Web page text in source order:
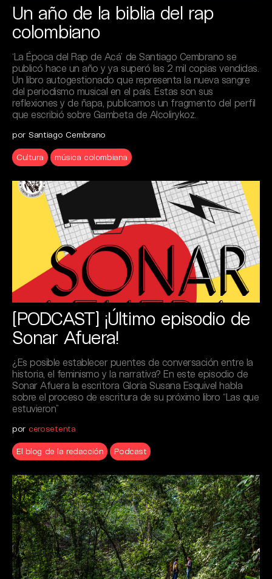
Un año de la biblia del rap
colombiano
‘La Época del Rap de Acá’ de Santiago Cembrano se
publicó hace un año y ya superó las 2 mil copias vendidas.
Un libro autogestionado que representa la nueva sangre
del periodismo musical en el país. Estas son sus
reflexiones y de ñapa, publicamos un fragmento del perfil
que escribió sobre Gambeta de Alcolirykoz.
por Santiago Cembrano
Cultura música colombiana
[PODCAST] ¡Último episodio de
Sonar Afuera!
¿Es posible establecer puentes de conversación entre la
historia, el feminismo y la narrativa? En este episodio de
Sonar Afuera la escritora Gloria Susana Esquivel habla
sobre el proceso de escritura de su próximo libro “Las que
estuvieron”
por cerosetenta
El blog de la redacción Podcast